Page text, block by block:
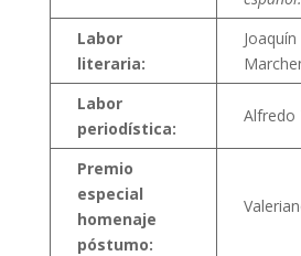
Labor
literaria:
Labor
periodística:
Alfredo
Premio
especial
homenaje
póstumo: